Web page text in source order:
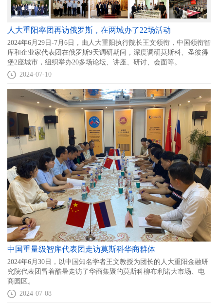
人大重阳率团再访俄罗斯，在两城办了22场活动
2024年6月29日-7月6日，由人大重阳执行院长王文领衔，中国领衔智
库和企业家代表团在俄罗斯9天调研期间，深度调研莫斯科、圣彼得
堡2座城市，组织举办20多场论坛、讲座、研讨、会面等。
2024-07-10
中国重量级智库代表团走访莫斯科华商群体
2024年6月30日，以中国知名学者王文教授为团长的人大重阳金融研
究院代表团冒着酷暑走访了华商集聚的莫斯科柳布利诺大市场、电
商园区。
2024-07-08